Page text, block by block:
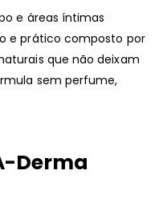
e áreas íntimas
e prático composto por
que não deixam
sem perfume,
Derma